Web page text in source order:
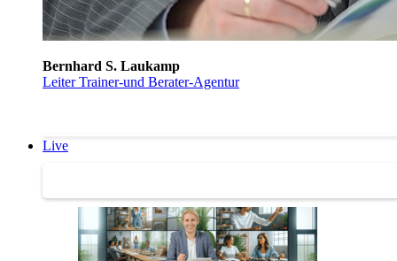
Bernhard S. Laukamp
Leiter Trainer-und Berater-Agentur
Live